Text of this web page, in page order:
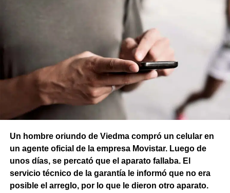
Un hombre oriundo de Viedma compró un celular en
un agente oficial de la empresa Movistar. Luego de
unos días, se percató que el aparato fallaba. El
servicio técnico de la garantía le informó que no era
posible el arreglo, por lo que le dieron otro aparato.